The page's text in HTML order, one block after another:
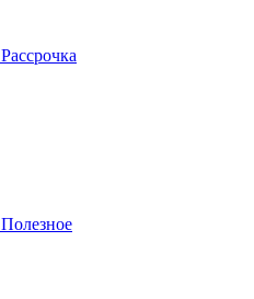
Рассрочка
Полезное